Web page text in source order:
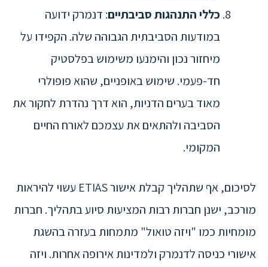
כללי התנהגות סביבתיים: דנמרק ידועה
במודעות הסביבתית הגבוהה שלה. הקפידו על
מיחזור נכון והימנעו משימוש בפלסטיק
חד-פעמי. שימוש באופניים, שהוא פופולרי
מאוד בערים הדניות, הוא דרך נהדרת לחקור את
הסביבה ולהתאים את עצמכם לאורח החיים
המקומי.
לסיכום, אף שתהליך קבלת אישור ETIAS עשוי להיראות
מורכב, ישנן חברות רבות המציעות סיוע בתהליך. חברות
מומחיות כמו "ויזה טואול" מתמחות בעזרה בהשגת
אישורי כניסה לדנמרק ולמדינות אירופה אחרות. ויזה